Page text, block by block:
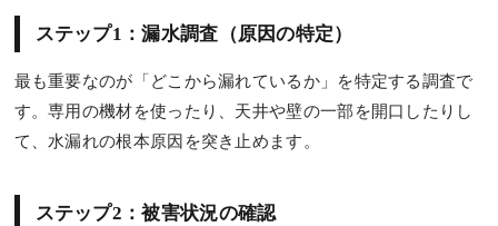
ステップ1：漏水調査（原因の特定）
最も重要なのが「どこから漏れているか」を特定する調査で
す。専用の機材を使ったり、天井や壁の一部を開口したりし
て、水漏れの根本原因を突き止めます。
ステップ2：被害状況の確認